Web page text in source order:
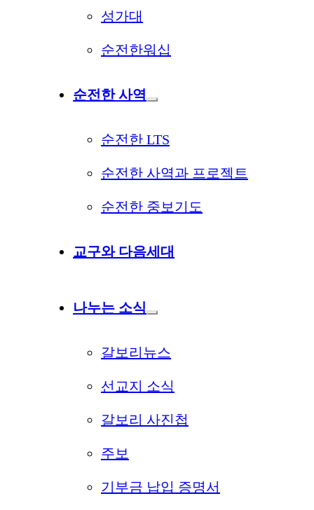
성가대
순전한워십
순전한 사역
순전한 LTS
순전한 사역과 프로젝트
순전한 중보기도
교구와 다음세대
나누는 소식
갈보리뉴스
선교지 소식
갈보리 사진첩
주보
기부금 납입 증명서